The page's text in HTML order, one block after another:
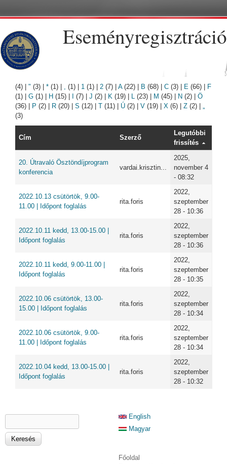
Eseményregisztráció
(4) " (3) * (1) , (1) 1 (1) 2 (7) A(22) B (68) C (3) E (66)
F
(1)
G (1) H (15) (7) J (2) K (19) L (23) M (45) N (2)
Ö
(36)
P (2) R (20) S (12) T (11) Ú (2) V (19) X (6) Z (2)
„
(3)
Cím Szerző
Legutóbbi
frissítés
20. Útravaló Ösztöndíjprogram
konferencia
vardai.krisztin...
2025,
november 4
- 08:32
2022.10.13 csütörtök, 9.00-
11.00 | Időpont foglalás
rita.foris
2022,
szeptember
28 - 10:36
2022.10.11 kedd, 13.00-15.00 |
Időpont foglalás
rita.foris
2022,
szeptember
28 - 10:36
2022.10.11 kedd, 9.00-11.00 |
Időpont foglalás
rita.foris
2022,
szeptember
28 - 10:35
2022.10.06 csütörtök, 13.00-
15.00 | Időpont foglalás
rita.foris
2022,
szeptember
28 - 10:34
2022.10.06 csütörtök, 9.00-
11.00 | Időpont foglalás
rita.foris
2022,
szeptember
28 - 10:34
2022.10.04 kedd, 13.00-15.00 |
Időpont foglalás
rita.foris
2022,
szeptember
28 - 10:32
KERESÉS ŰRLAP
English
Magyar
Főoldal